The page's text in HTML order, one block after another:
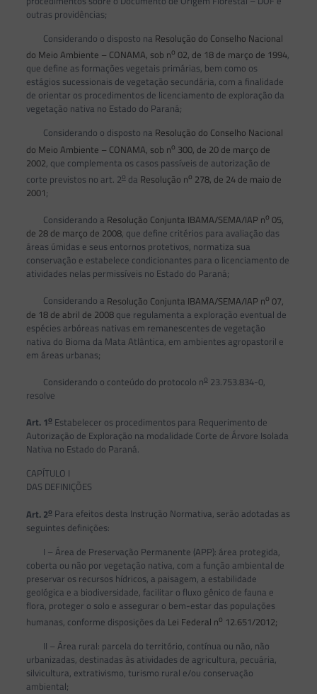
outras providências;
Considerando o disposto na Resolução do Conselho Nacional
do Meio Ambiente – CONAMA, sob no 02, de 18 de março de 1994,
que define as formações vegetais primárias, bem como os
estágios sucessionais de vegetação secundária, com a finalidade
de orientar os procedimentos de licenciamento de exploração da
vegetação nativa no Estado do Paraná;
Considerando o disposto na Resolução do Conselho Nacional
do Meio Ambiente – CONAMA, sob no 300, de 20 de março de
2002, que complementa os casos passíveis de autorização de
corte previstos no art. 2oda Resolução no 278, de 24 de maio de
2001;
Considerando a Resolução Conjunta IBAMA/SEMA/IAP no 05,
de 28 de março de 2008, que define critérios para avaliação das
áreas úmidas e seus entornos protetivos, normatiza sua
conservação e estabelece condicionantes para o licenciamento de
atividades nelas permissíveis no Estado do Paraná;
Considerando a Resolução Conjunta IBAMA/SEMA/IAP no 07,
de 18 de abril de 2008que regulamenta a exploração eventual de
espécies arbóreas nativas em remanescentes de vegetação
nativa do Bioma da Mata Atlântica, em ambientes agropastoril e
em áreas urbanas;
Considerando o conteúdo do protocolo no23.753.834-0,
resolve
Art. 1oEstabelecer os procedimentos para Requerimento de
Autorização de Exploração na modalidade Corte de Árvore Isolada
Nativa no Estado do Paraná.
CAPÍTULO I
DAS DEFINIÇÕES
Art. 2oPara efeitos desta Instrução Normativa, serão adotadas as
seguintes definições:
I – Área de Preservação Permanente (APP): área protegida,
coberta ou não por vegetação nativa, com a função ambiental de
preservar os recursos hídricos, a paisagem, a estabilidade
geológica e a biodiversidade, facilitar o fluxo gênico de fauna e
flora, proteger o solo e assegurar o bem-estar das populações
humanas, conforme disposições da Lei Federal no 12.651/2012;
II – Área rural: parcela do território, contínua ou não, não
urbanizadas, destinadas às atividades de agricultura, pecuária,
silvicultura, extrativismo, turismo rural e/ou conservação
ambiental;